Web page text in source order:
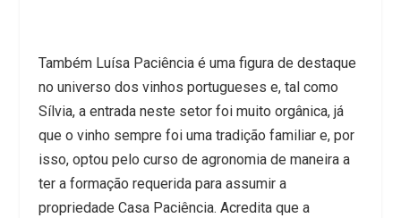
Também Luísa Paciência é uma figura de destaque
no universo dos vinhos portugueses e, tal como
Sílvia, a entrada neste setor foi muito orgânica, já
que o vinho sempre foi uma tradição familiar e, por
isso, optou pelo curso de agronomia de maneira a
ter a formação requerida para assumir a
propriedade Casa Paciência. Acredita que a